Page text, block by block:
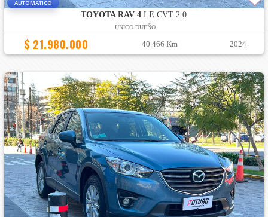
AUTOMATICO
TOYOTA RAV 4 LE CVT 2.0
UNICO DUEÑO
$ 21.980.000 40.466 Km 2024